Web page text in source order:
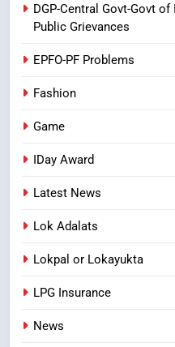
DGP-Central Govt-Govt
Public Grievances
EPFO-PF Problems
Fashion
Game
IDay Award
Latest News
Lok Adalats
Lokpal or Lokayukta
LPG Insurance
News